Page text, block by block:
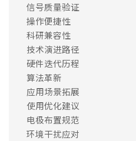
信号质量验证
操作便捷性
科研兼容性
技术演进路径
硬件迭代历程
算法革新
应用场景拓展
使用优化建议
电极布置规范
环境干扰应对